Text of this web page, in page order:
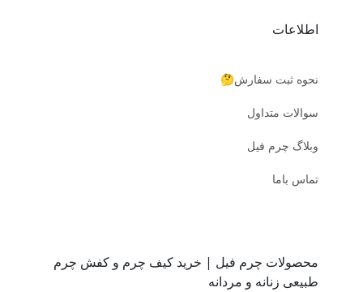
اطلاعات
نحوه ثبت سفارش🤔
سوالات متداول
وبلاگ چرم فیل
تماس باما
محصولات چرم فیل | خرید کیف چرم و کفش چرم
طبیعی زنانه و مردانه